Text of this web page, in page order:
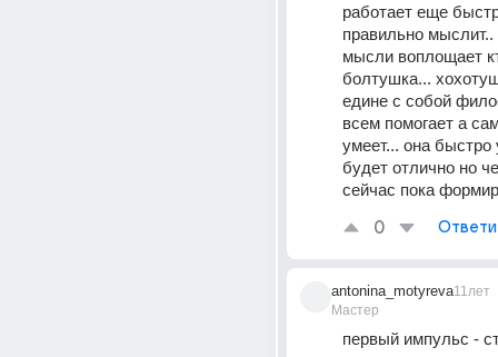
работает еще
правильно мыслит..
мысли воплощает
болтушка...
едине с собой
всем помогает а
умеет... она быстро
будет отлично но
сейчас пока
0
antonina_motyreva
Мастер
11лет
первый импульс -